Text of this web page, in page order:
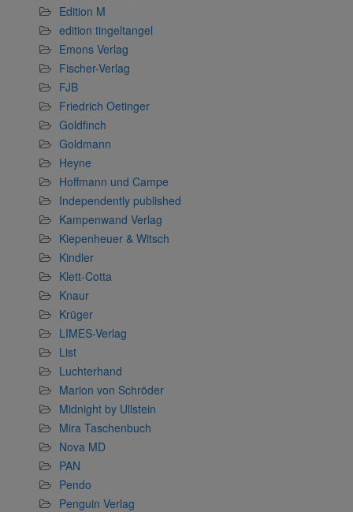
Edition M
edition tingeltangel
Emons Verlag
Fischer-Verlag
FJB
Friedrich Oetinger
Goldfinch
Goldmann
Heyne
Hoffmann und Campe
Independently published
Kampenwand Verlag
Kiepenheuer & Witsch
Kindler
Klett-Cotta
Knaur
Krüger
LIMES-Verlag
List
Luchterhand
Marion von Schröder
Midnight by Ullstein
Mira Taschenbuch
Nova MD
PAN
Pendo
Penguin Verlag